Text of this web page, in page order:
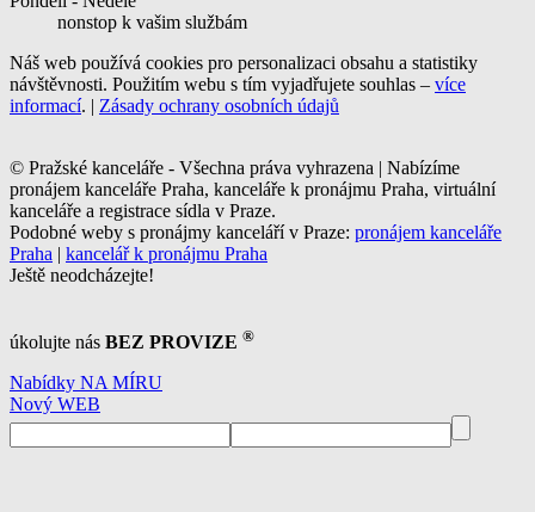
nonstop k vašim službám
Náš web používá cookies pro personalizaci obsahu a statistiky
návštěvnosti. Použitím webu s tím vyjadřujete souhlas – více
informací. | Zásady ochrany osobních údajů
© Pražské kanceláře - Všechna práva vyhrazena | Nabízíme
pronájem kanceláře Praha, kanceláře k pronájmu Praha, virtuální
kanceláře a registrace sídla v Praze.
Podobné weby s pronájmy kanceláří v Praze: pronájem kanceláře
Praha | kancelář k pronájmu Praha
Ještě neodcházejte!
úkolujte nás BEZ PROVIZE ®
Nabídky NA MÍRU
Nový WEB